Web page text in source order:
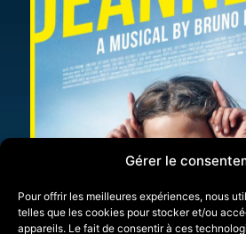
Gérer le
Pour offrir les meilleures expériences, nous
telles que les cookies pour stocker et/ou
appareils. Le fait de consentir à ces